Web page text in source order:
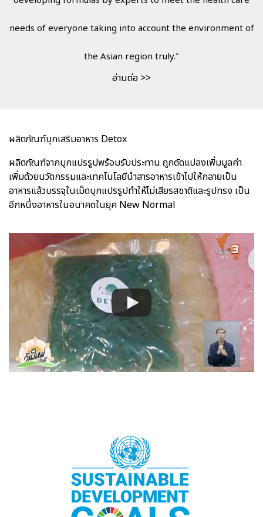
needs of everyone taking into account the environment of
the Asian region truly."
อ่านต่อ >>
ผลิตภัณฑ์บุกเสริมอาหาร Detox
ผลิตภัณฑ์จากบุกแปรรูปพร้อมรับประทาน ถูกดัดแปลงเพิ่มมูลค่า
เพิ่มด้วยนวัตกรรมและเทคโนโลยีนำสารอาหารเข้าไปให้กลายเป็น
อาหารแล้วบรรจุในเม็ดบุกแปรรูปทำให้ไม่เสียรสชาติและรูปทรง เป็น
อีกหนึ่งอาหารในอนาคตในยุค New Normal